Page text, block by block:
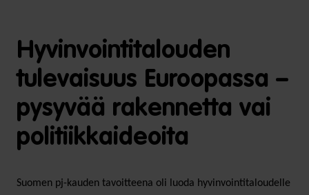
Hyvinvointitalouden
tulevaisuus Euroopassa –
pysyvää rakennetta vai
politiikkaideoita
Suomen pj-kauden tavoitteena oli luoda hyvinvointitaloudelle